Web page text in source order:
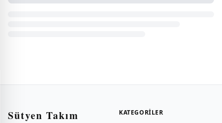
Sütyen Takım
KATEGORILER